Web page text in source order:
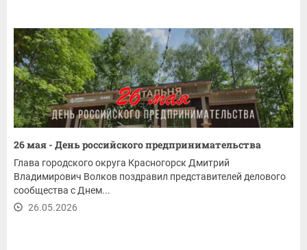
26 мая - День российского предпринимательства
Глава городского округа Красногорск Дмитрий
Владимирович Волков поздравил представителей делового
сообщества с Днем...
26.05.2026